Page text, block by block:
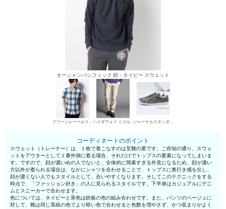
オーシャンパシフィック 紺・ネイビー スウェット
グリーンレーベルリラクシング シャツ ハイダウェイ ニコル デニムパンツ・ジーンズ ジャーナルスタンダード ローカットスニーカー
コーディネートのポイント
スウェット（トレーナー）は、１枚で着こなすのは至難の業です。ご存知の通り、スウェ
ットをアウターとして１番外側に着る場合、それだけでトップスの要素になってしまいま
す。ですので、顔が濃いめの人でないと、全体的に簡素すぎる外見になるため、顔が濃い
方以外が着られる場合は、なかにシャツを合わせることで、トップスに奥行き感を出し、
顔が濃くない人でもスタイルとして、合いやすくなります。そしてこのテクニックをする
時点で、「ファッション好き」の人に見られるスタイルです。下半身はカジュアルにデニ
ムとスニーカーで合わせます。
色については、ネイビーと茶色は鉄板の色の組み合わせです。また、パンツのベージュに
対して、靴は同じ系統の色でより暗い色で合わせると色数を増やさず、かつ収まりがよく